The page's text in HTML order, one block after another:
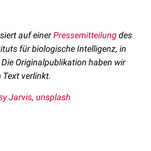
auf einerPressemitteilungdes
für biologische Intelligenz, in
Originalpublikation haben wir
verlinkt.
Jarvis, unsplash